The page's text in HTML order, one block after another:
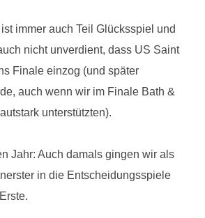
immer auch Teil Glücksspiel und
nicht unverdient, dass US Saint
Finale einzog (und später
auch wenn wir im Finale Bath &
unterstützten).
Jahr: Auch damals gingen wir als
in die Entscheidungsspiele